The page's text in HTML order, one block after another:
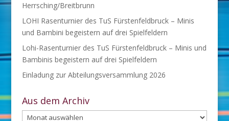
Herrsching/Breitbrunn
LOHI Rasenturnier des TuS Fürstenfeldbruck – Minis
und Bambini begeistern auf drei Spielfeldern
Lohi-Rasenturnier des TuS Fürstenfeldbruck – Minis und
Bambinis begeistern auf drei Spielfeldern
Einladung zur Abteilungsversammlung 2026
Aus dem Archiv
Aus